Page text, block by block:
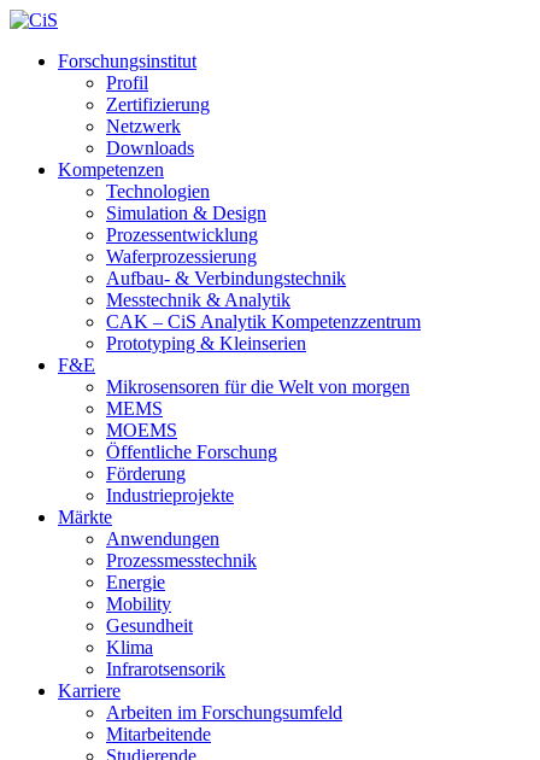
Forschungsinstitut
Profil
Zertifizierung
Netzwerk
Downloads
Kompetenzen
Technologien
Simulation & Design
Prozessentwicklung
Waferprozessierung
Aufbau- & Verbindungstechnik
Messtechnik & Analytik
CAK – CiS Analytik Kompetenzzentrum
Prototyping & Kleinserien
F&E
Mikrosensoren für die Welt von morgen
MEMS
MOEMS
Öffentliche Forschung
Förderung
Industrieprojekte
Märkte
Anwendungen
Prozessmesstechnik
Energie
Mobility
Gesundheit
Klima
Infrarotsensorik
Karriere
Arbeiten im Forschungsumfeld
Mitarbeitende
Studierende